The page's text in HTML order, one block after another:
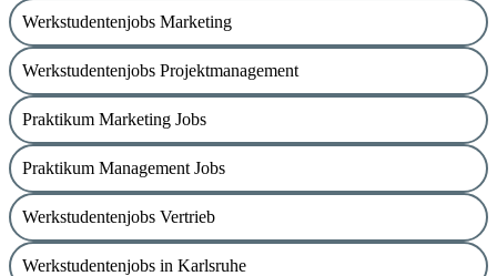
Werkstudentenjobs Marketing
Werkstudentenjobs Projektmanagement
Praktikum Marketing Jobs
Praktikum Management Jobs
Werkstudentenjobs Vertrieb
Werkstudentenjobs in Karlsruhe